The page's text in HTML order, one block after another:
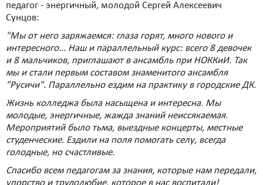
педагог - энергичный, молодой Сергей Алексеевич
Сунцов:
"Мы от него заряжаемся: глаза горят, много нового и
интересного... Наш и параллельный курс: всего 8 девочек
и 8 мальчиков, приглашают в ансамбль при НОККиИ. Так
мы и стали первым составом знаменитого ансамбля
"Русичи". Параллельно ездим на практику в городские ДК.
Жизнь колледжа была насыщена и интересна. Мы
молодые, энергичные, жажда знаний неиссякаемая.
Мероприятий было тьма, выездные концерты, местные
студенческие. Ездили на поля помогать селу, всегда
голодные, но счастливые.
Спасибо всем педагогам за знания, которые нам передали,
упорство и трудолюбие, которое в нас воспитали!